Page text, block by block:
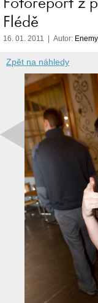
Flédě
16. 01. 2011 | Autor: Enemy
Zpět na náhledy